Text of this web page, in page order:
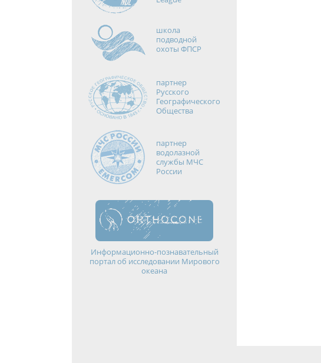
школа
подводной
охоты ФПСР
партнер
Русского
Географического
Общества
партнер
водолазной
службы МЧС
России
Информационно-познавательный
портал об исследовании Мирового
океана